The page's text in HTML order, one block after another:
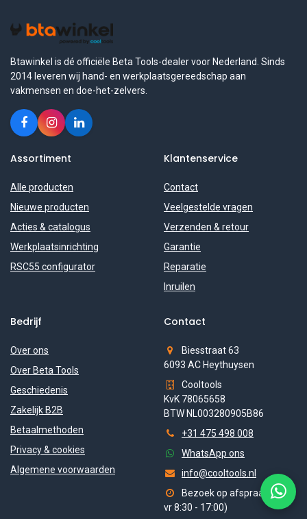
Btawinkel is dé officiële Beta Tools-dealer voor Nederland. Sinds
2014 leveren wij hand- en werkplaatsgereedschap aan
vakmensen en doe-het-zelvers.
Assortiment
Alle producten
Nieuwe producten
Acties & catalogus
Werkplaatsinrichting
RSC55 configurator
Klantenservice
Contact
Veelgestelde vragen
Verzenden & retour
Garantie
Reparatie
Inruilen
Bedrijf
Over ons
Over Beta Tools
Geschiedenis
Zakelijk B2B
Betaalmethoden
Privacy & cookies
Algemene voorwaarden
Contact
Biesstraat 63
6093 AC Heythuysen
Cooltools
KvK 78065658
BTW NL003280905B86
+31 475 498 008
WhatsApp ons
info@cooltools.nl
Bezoek op afspraak (ma-
vr 8:30 - 17:00)